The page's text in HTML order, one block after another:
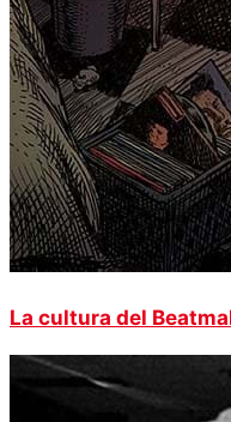
La cultura del